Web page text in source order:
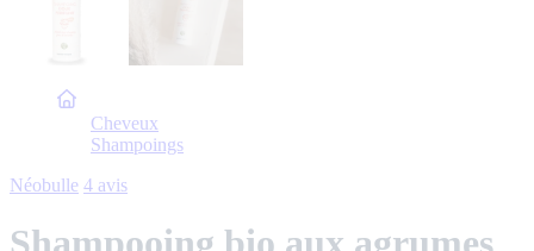
Accueil
Cheveux
Shampoings
Néobulle 4 avis